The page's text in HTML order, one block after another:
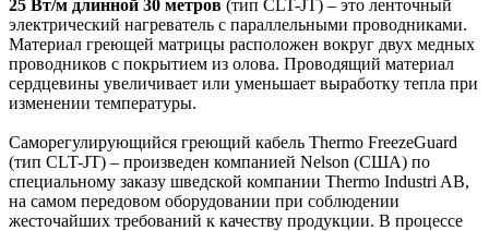
25 Вт/м длинной 30 метров (тип CLT-JT) – это ленточный
электрический нагреватель с параллельными проводниками.
Материал греющей матрицы расположен вокруг двух медных
проводников с покрытием из олова. Проводящий материал
сердцевины увеличивает или уменьшает выработку тепла при
изменении температуры.
Саморегулирующийся греющий кабель Thermo FreezeGuard
(тип CLT-JT) – произведен компанией Nelson (США) по
специальному заказу шведской компании Thermo Industri AB,
на самом передовом оборудовании при соблюдении
жесточайших требований к качеству продукции. В процессе